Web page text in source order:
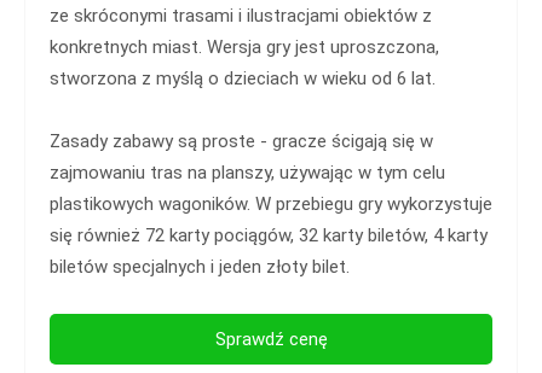
ze skróconymi trasami i ilustracjami obiektów z
konkretnych miast. Wersja gry jest uproszczona,
stworzona z myślą o dzieciach w wieku od 6 lat.
Zasady zabawy są proste - gracze ścigają się w
zajmowaniu tras na planszy, używając w tym celu
plastikowych wagoników. W przebiegu gry wykorzystuje
się również 72 karty pociągów, 32 karty biletów, 4 karty
biletów specjalnych i jeden złoty bilet.
Sprawdź cenę